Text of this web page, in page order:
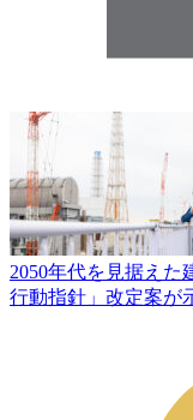
2050年代を見据え
行動指針」改定案が